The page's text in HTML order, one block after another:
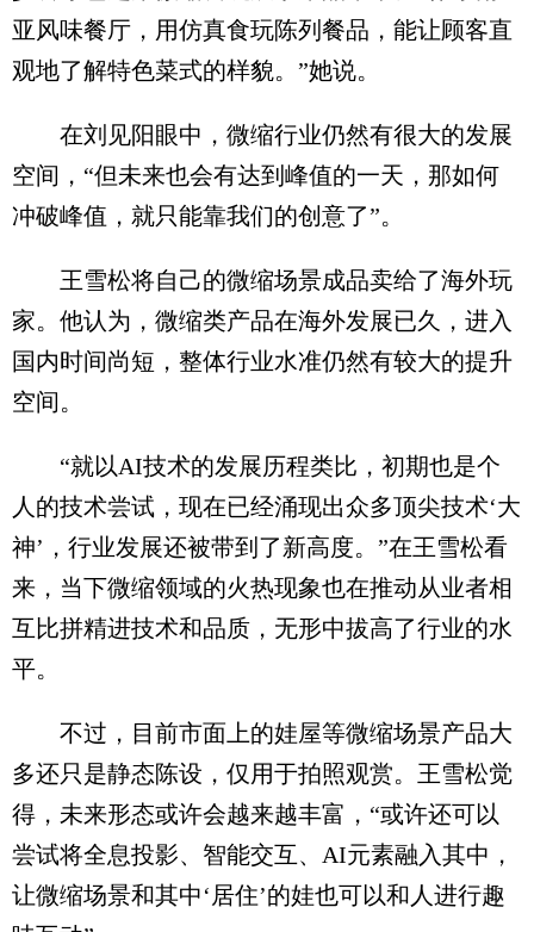
亚风味餐厅，用仿真食玩陈列餐品，能让顾客直
观地了解特色菜式的样貌。”她说。
在刘见阳眼中，微缩行业仍然有很大的发展
空间，“但未来也会有达到峰值的一天，那如何
冲破峰值，就只能靠我们的创意了”。
王雪松将自己的微缩场景成品卖给了海外玩
家。他认为，微缩类产品在海外发展已久，进入
国内时间尚短，整体行业水准仍然有较大的提升
空间。
“就以AI技术的发展历程类比，初期也是个
人的技术尝试，现在已经涌现出众多顶尖技术‘大
神’，行业发展还被带到了新高度。”在王雪松看
来，当下微缩领域的火热现象也在推动从业者相
互比拼精进技术和品质，无形中拔高了行业的水
平。
不过，目前市面上的娃屋等微缩场景产品大
多还只是静态陈设，仅用于拍照观赏。王雪松觉
得，未来形态或许会越来越丰富，“或许还可以
尝试将全息投影、智能交互、AI元素融入其中，
让微缩场景和其中‘居住’的娃也可以和人进行趣